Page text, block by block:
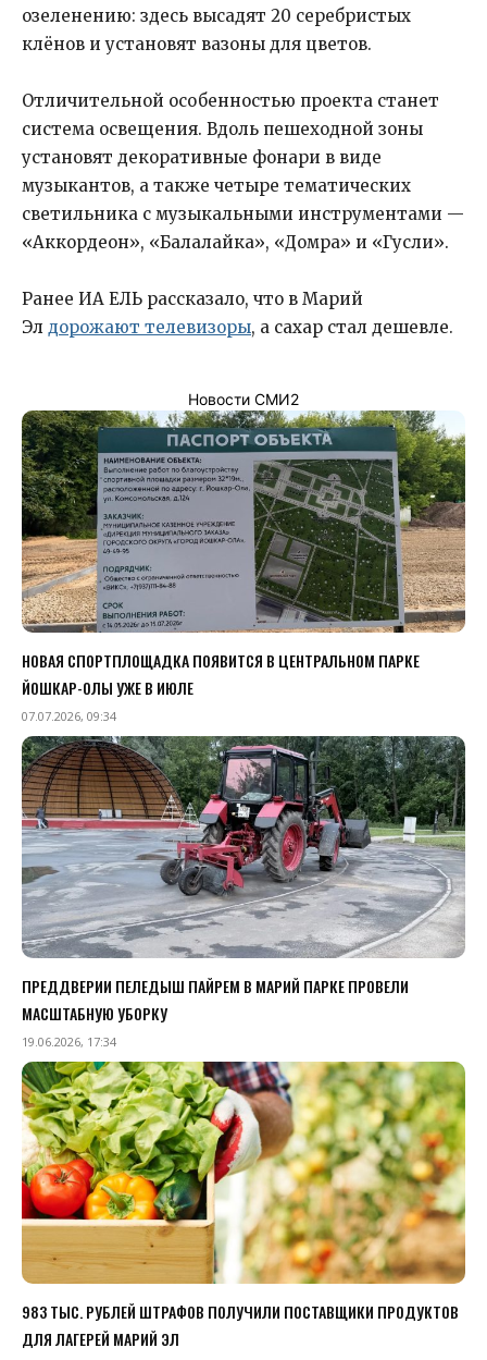
озеленению: здесь высадят 20 серебристых
клёнов и установят вазоны для цветов.
Отличительной особенностью проекта станет
система освещения. Вдоль пешеходной зоны
установят декоративные фонари в виде
музыкантов, а также четыре тематических
светильника с музыкальными инструментами —
«Аккордеон», «Балалайка», «Домра» и «Гусли».
Ранее ИА ЕЛЬ рассказало, что в Марий
Эл дорожают телевизоры, а сахар стал дешевле.
Новости СМИ2
НОВАЯ СПОРТПЛОЩАДКА ПОЯВИТСЯ В ЦЕНТРАЛЬНОМ ПАРКЕ
ЙОШКАР-ОЛЫ УЖЕ В ИЮЛЕ
07.07.2026, 09:34
ПРЕДДВЕРИИ ПЕЛЕДЫШ ПАЙРЕМ В МАРИЙ ПАРКЕ ПРОВЕЛИ
МАСШТАБНУЮ УБОРКУ
19.06.2026, 17:34
983 ТЫС. РУБЛЕЙ ШТРАФОВ ПОЛУЧИЛИ ПОСТАВЩИКИ ПРОДУКТОВ
ДЛЯ ЛАГЕРЕЙ МАРИЙ ЭЛ